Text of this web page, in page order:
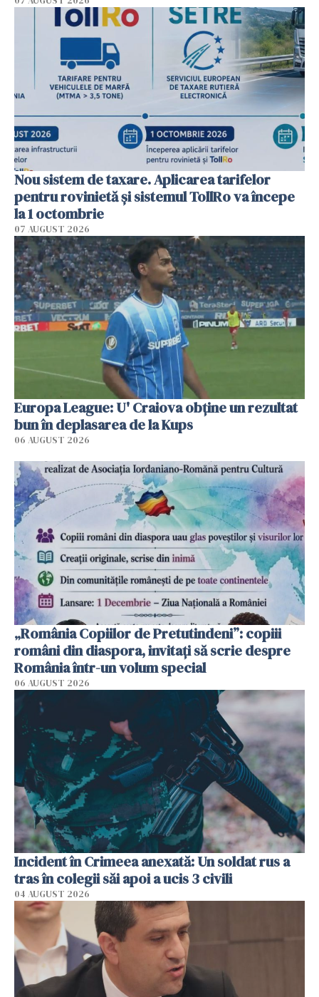
Nou sistem de taxare. Aplicarea tarifelor
pentru rovinietă şi sistemul TollRo va începe
la 1 octombrie
07 AUGUST 2026
Europa League: U' Craiova obține un rezultat
bun în deplasarea de la Kups
06 AUGUST 2026
„România Copiilor de Pretutindeni”: copiii
români din diaspora, invitați să scrie despre
România într-un volum special
06 AUGUST 2026
Incident în Crimeea anexată: Un soldat rus a
tras în colegii săi apoi a ucis 3 civili
04 AUGUST 2026